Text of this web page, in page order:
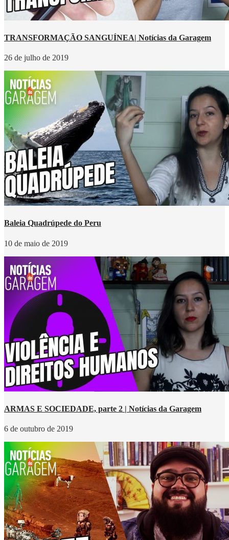
TRANSFORMAÇÃO SANGUÍNEA| Notícias da Garagem
26 de julho de 2019
Baleia Quadrúpede do Peru
10 de maio de 2019
ARMAS E SOCIEDADE, parte 2 | Notícias da Garagem
6 de outubro de 2019